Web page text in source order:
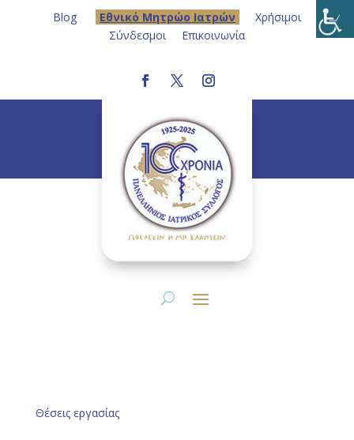
Blog Eθνικό Μητρώο Ιατρών
Χρήσιμοι
Σύνδεσμοι
Επικοινωνία
Θέσεις εργασίας